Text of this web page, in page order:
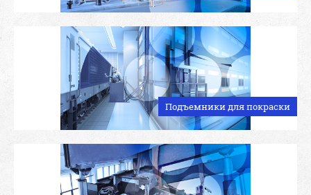
Подъемники для покраски